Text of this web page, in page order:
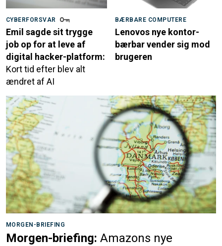
CYBERFORSVAR
Emil sagde sit trygge
job op for at leve af
digital hacker-platform:
Kort tid efter blev alt
ændret af AI
BÆRBARE COMPUTERE
Lenovos nye kontor-
bærbar vender sig mod
brugeren
MORGEN-BRIEFING
Morgen-briefing: Amazons nye